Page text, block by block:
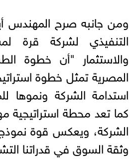
ومن جانبه صرح المهندس
التنفيذي لشركة قرة
والاستثمار "أن خطوة
المصرية تمثل خطوة
استدامة الشركة ونموها
كما تعد محطة استراتيجية
الشركة، ويعكس قوة نموذج
وثقة السوق في قدراتنا